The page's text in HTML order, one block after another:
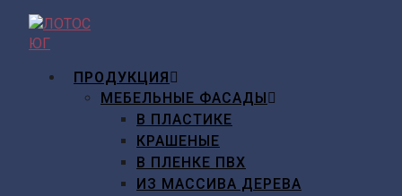
Перейти
содержимому
ПРОДУКЦИЯ
МЕБЕЛЬНЫЕ ФАСАДЫ
В ПЛАСТИКЕ
КРАШЕНЫЕ
В ПЛЕНКЕ ПВХ
ИЗ МАССИВА ДЕРЕВА